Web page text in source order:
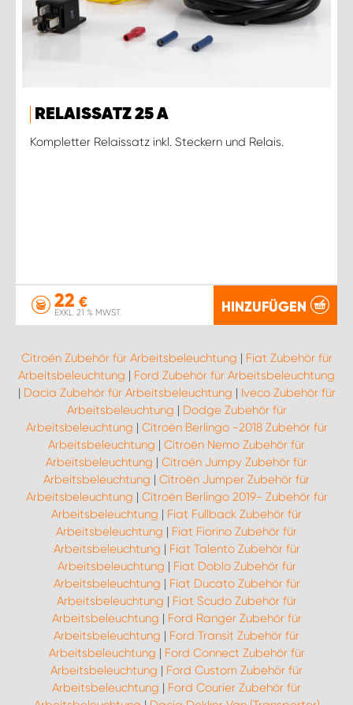
RELAISSATZ 25 A
Kompletter Relaissatz inkl. Steckern und Relais.
22 €
EXKL. 21 % MWST. HINZUFÜGEN
Citroën Zubehör für Arbeitsbeleuchtung | Fiat Zubehör für
Arbeitsbeleuchtung | Ford Zubehör für Arbeitsbeleuchtung
| Dacia Zubehör für Arbeitsbeleuchtung | Iveco Zubehör für
Arbeitsbeleuchtung | Dodge Zubehör für
Arbeitsbeleuchtung | Citroën Berlingo -2018 Zubehör für
Arbeitsbeleuchtung | Citroën Nemo Zubehör für
Arbeitsbeleuchtung | Citroën Jumpy Zubehör für
Arbeitsbeleuchtung | Citroën Jumper Zubehör für
Arbeitsbeleuchtung | Citroën Berlingo 2019- Zubehör für
Arbeitsbeleuchtung | Fiat Fullback Zubehör für
Arbeitsbeleuchtung | Fiat Fiorino Zubehör für
Arbeitsbeleuchtung | Fiat Talento Zubehör für
Arbeitsbeleuchtung | Fiat Doblo Zubehör für
Arbeitsbeleuchtung | Fiat Ducato Zubehör für
Arbeitsbeleuchtung | Fiat Scudo Zubehör für
Arbeitsbeleuchtung | Ford Ranger Zubehör für
Arbeitsbeleuchtung | Ford Transit Zubehör für
Arbeitsbeleuchtung | Ford Connect Zubehör für
Arbeitsbeleuchtung | Ford Custom Zubehör für
Arbeitsbeleuchtung | Ford Courier Zubehör für